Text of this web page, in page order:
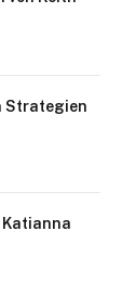
Strategien
Katianna